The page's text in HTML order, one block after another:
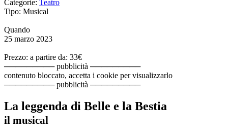
Categorie: Teatro
Tipo: Musical
Quando
25 marzo 2023
Prezzo: a partire da: 33€
───────── pubblicità ─────────
contenuto bloccato, accetta i cookie per visualizzarlo
───────── pubblicità ─────────
La leggenda di Belle e la Bestia
il musical